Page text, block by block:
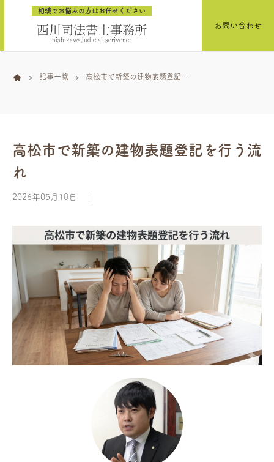
相続でお悩みの方はお任せください
西川司法書士事務所
nishikawaJudicial scrivener
お問い合わせ
記事一覧
高松市で新築の建物表題登記を
高松市で新築の建物表題登記を行う流
れ
2026年05月18日